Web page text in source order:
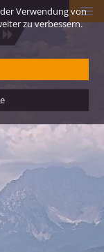
Verwendung von
zu verbessern.